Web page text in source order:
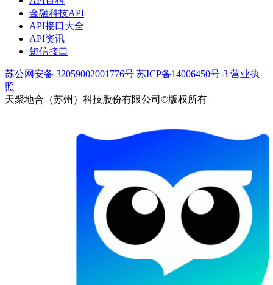
金融科技API
API接口大全
API资讯
短信接口
苏公网安备 32059002001776号 苏ICP备14006450号-3 营业执
照
天聚地合（苏州）科技股份有限公司©版权所有